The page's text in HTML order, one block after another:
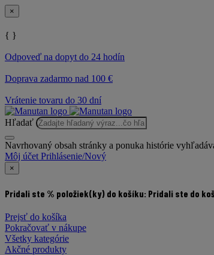
×
{ }
Odpoveď na dopyt do 24 hodín
Doprava zadarmo nad 100 €
Vrátenie tovaru do 30 dní
Hľadať
Navrhovaný obsah stránky a ponuka histórie
Môj účet Prihlásenie/Nový
×
Pridali ste % položiek(ky) do košíku: Pridali ste do
Prejsť do košíka
Pokračovať v nákupe
Všetky kategórie
Akčné produkty